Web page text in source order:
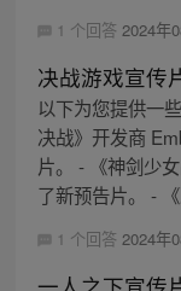
1 个回答 2024年
决战游戏宣传
以下为您提供一
决战》开发商
片。 - 《神剑少
了新预告片。 -
1 个回答 2024年